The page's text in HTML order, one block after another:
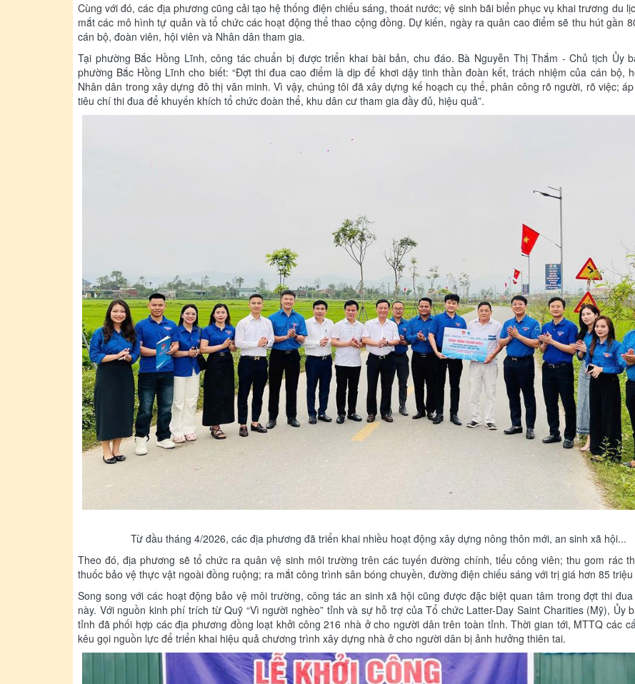
Cùng với đó, các địa phương cũng cải tạo hệ thống điện chiếu sáng, thoát nước; vệ sinh bãi biển phục vụ khai trương du
mắt các mô hình tự quản và tổ chức các hoạt động thể thao cộng đồng. Dự kiến, ngày ra quân cao điểm sẽ thu hút gần
cán bộ, đoàn viên, hội viên và Nhân dân tham gia.
Tại phường Bắc Hồng Lĩnh, công tác chuẩn bị được triển khai bài bản, chu đáo. Bà Nguyễn Thị Thắm - Chủ tịch Ủy
phường Bắc Hồng Lĩnh cho biết: “Đợt thi đua cao điểm là dịp để khơi dậy tinh thần đoàn kết, trách nhiệm của cán bộ,
Nhân dân trong xây dựng đô thị văn minh. Vì vậy, chúng tôi đã xây dựng kế hoạch cụ thể, phân công rõ người, rõ việc;
tiêu chí thi đua để khuyến khích tổ chức đoàn thể, khu dân cư tham gia đầy đủ, hiệu quả”.
Từ đầu tháng 4/2026, các địa phương đã triển khai nhiều hoạt động xây dựng nông thôn mới, an sinh xã hội...
Theo đó, địa phương sẽ tổ chức ra quân vệ sinh môi trường trên các tuyến đường chính, tiểu công viên; thu gom rác
thuốc bảo vệ thực vật ngoài đồng ruộng; ra mắt công trình sân bóng chuyền, đường điện chiếu sáng với trị giá hơn 85
Song song với các hoạt động bảo vệ môi trường, công tác an sinh xã hội cũng được đặc biệt quan tâm trong đợt thi
này. Với nguồn kinh phí trích từ Quỹ “Vì người nghèo” tỉnh và sự hỗ trợ của Tổ chức Latter-Day Saint Charities (Mỹ), Ủy
tỉnh đã phối hợp các địa phương đồng loạt khởi công 216 nhà ở cho người dân trên toàn tỉnh. Thời gian tới, MTTQ các
kêu gọi nguồn lực để triển khai hiệu quả chương trình xây dựng nhà ở cho người dân bị ảnh hưởng thiên tai.